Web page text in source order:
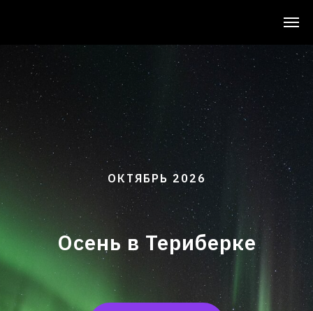
ОКТЯБРЬ 2026
Осень в Териберке